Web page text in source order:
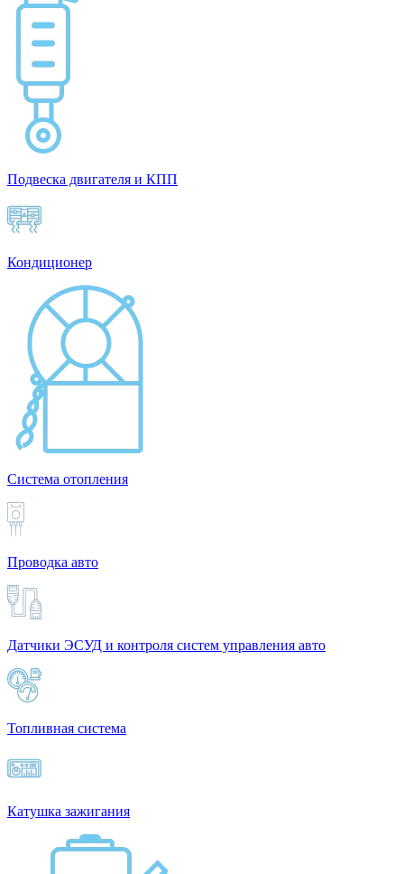
Подвеска двигателя и КПП
Кондиционер
Система отопления
Проводка авто
Датчики ЭСУД и контроля систем управления авто
Топливная система
Катушка зажигания